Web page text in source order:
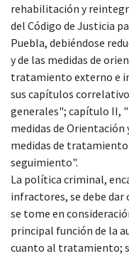
rehabilitación y
del Código de Justicia
Puebla, debiéndose
y de las medidas de
tratamiento externo e
sus capítulos
generales"; capítulo II,
medidas de
medidas de
seguimiento".
La política criminal,
infractores, se debe
se tome en
principal función de la
cuanto al tratamiento;